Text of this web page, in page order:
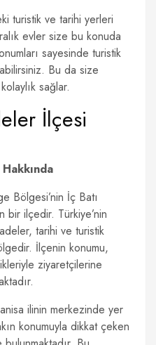
turistik ve tarihi yerleri
evler size bu konuda
sayesinde turistik
Bu da size
sağlar.
İlçesi
Bölgesi’nin İç Batı
bir ilçedir. Türkiye’nin
tarihi ve turistik
İlçenin konumu,
ziyaretçilerine
ilinin merkezinde yer
konumuyla dikkat çeken